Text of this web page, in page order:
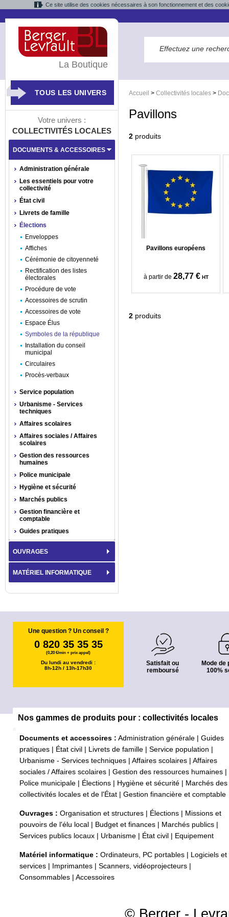
Ce site utilise des cookies nécessaires à son fonctionnement et des
Accueil > Collectivités locales >
Pavillons
2 produits
Pavillons européens
à partir de 28,77 € HT
2 produits
La Boutique
TOUS LES UNIVERS
Votre univers :
COLLECTIVITÉS LOCALES
DOCUMENTS & ACCESSOIRES
Administration générale
Les essentiels pour votre
collectivité
État civil
Livrets de famille
Élections
Enveloppes
Affiches
Cérémonie de citoyenneté
Rectification des listes
électorales
Procédure de vote
Accessoires de scrutin
Accessoires de vote
Espace Élus
Symboles de la république
Installation du conseil
municipal
Circulaires
Procès-verbaux
Service population
Urbanisme - Services
techniques
Affaires scolaires
Affaires sociales / Affaires
scolaires
Gestion des ressources
humaines
Police municipale
Hygiène et sécurité
Marchés publics
Gestion financière et
comptable
Guides pratiques
OUVRAGES
MATÉRIEL INFORMATIQUE
Une question ? Un conseil ?
0 820 35 35 35
(0,20 €/min + prix appel)
Du lundi au vendredi :
8h-12h / 13h-17h30
Satisfait ou
remboursé
Mode de
100%
Nos gammes de produits pour : collectivités locales
Documents et accessoires : Administration générale
Guides
pratiques
État civil Livrets de famille Service population
Urbanisme - Services techniques
Affaires scolaires
Affaires
sociales / Affaires scolaires
Gestion des ressources humaines
Police municipale
Élections Hygiène et sécurité
Marchés des
collectivités locales et de l'État
Gestion financière et comptable
Ouvrages : Organisation et structures Élections
Missions et
pouvoirs de l'élu local
Budget et finances Marchés publics
Services publics locaux
Urbanisme État civil Equipement
Matériel informatique : Ordinateurs, PC portables
Logiciels et
services
Imprimantes Scanners, vidéoprojecteurs
Consommables
Accessoires
© Berger -